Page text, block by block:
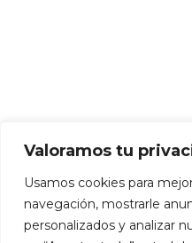
Valoramos tu
Usamos cookies para
navegación, mostrarle
personalizados y analizar